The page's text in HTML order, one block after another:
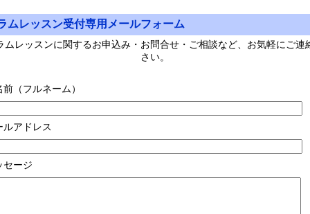
ムレッスン受付専用メールフォーム
ムレッスンに関するお申込み・お問合せ・ご相談など、お気軽にご連
さい。
前（フルネーム）
ルアドレス
セージ